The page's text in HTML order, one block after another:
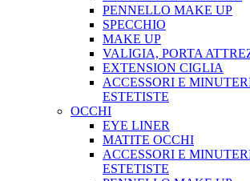
PENNELLO MAKE UP
SPECCHIO
MAKE UP
VALIGIA, PORTA
EXTENSION CIGLIA
ACCESSORI E
ESTETISTE
OCCHI
EYE LINER
MATITE OCCHI
ACCESSORI E
ESTETISTE